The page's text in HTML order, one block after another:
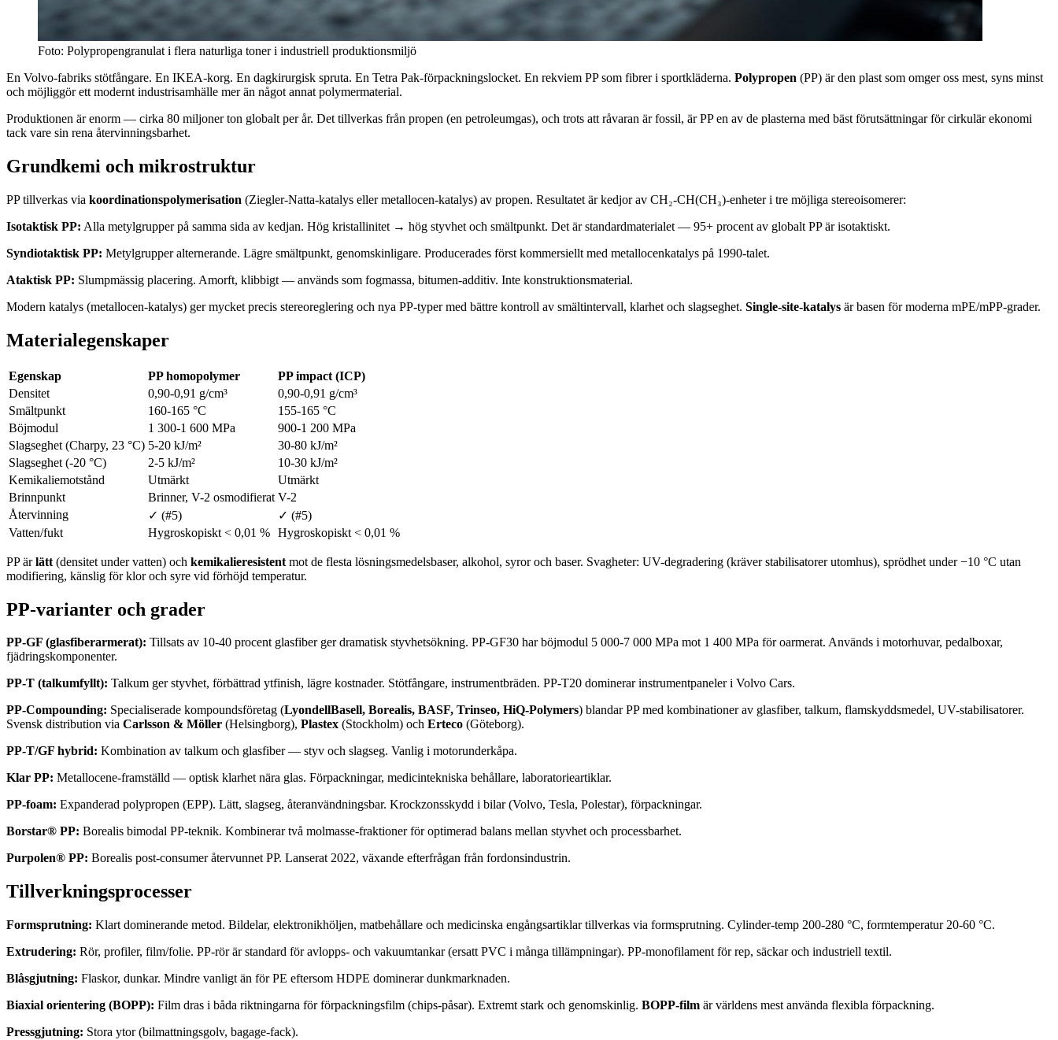
Foto: Polypropengranulat i flera naturliga toner i industriell produktionsmiljö
En Volvo-fabriks stötfångare. En IKEA-korg. En dagkirurgisk spruta. En Tetra Pak-förpackningslocket. En rekviem PP som fibrer i sportkläderna. Polypropen (PP) är den plast som omger oss mest, syns minst
och möjliggör ett modernt industrisamhälle mer än något annat polymermaterial.
Produktionen är enorm — cirka 80 miljoner ton globalt per år. Det tillverkas från propen (en petroleumgas), och trots att råvaran är fossil, är PP en av de plasterna med bäst förutsättningar för cirkulär ekonomi
tack vare sin rena återvinningsbarhet.
Grundkemi och mikrostruktur
PP tillverkas via koordinationspolymerisation (Ziegler-Natta-katalys eller metallocen-katalys) av propen. Resultatet är kedjor av CH₂-CH(CH₃)-enheter i tre möjliga stereoisomerer:
Isotaktisk PP: Alla metylgrupper på samma sida av kedjan. Hög kristallinitet → hög styvhet och smältpunkt. Det är standardmaterialet — 95+ procent av globalt PP är isotaktiskt.
Syndiotaktisk PP: Metylgrupper alternerande. Lägre smältpunkt, genomskinligare. Producerades först kommersiellt med metallocenkatalys på 1990-talet.
Ataktisk PP: Slumpmässig placering. Amorft, klibbigt — används som fogmassa, bitumen-additiv. Inte konstruktionsmaterial.
Modern katalys (metallocen-katalys) ger mycket precis stereoreglering och nya PP-typer med bättre kontroll av smältintervall, klarhet och slagseghet. Single-site-katalys är basen för moderna mPE/mPP-grader.
Materialegenskaper
Egenskap PP homopolymer
PP impact (ICP)
Densitet
0,90-0,91 g/cm³
0,90-0,91 g/cm³
Smältpunkt
160-165 °C
155-165 °C
Böjmodul
1 300-1 600 MPa
900-1 200 MPa
Slagseghet (Charpy, 23 °C) 5-20 kJ/m²
30-80 kJ/m²
Slagseghet (-20 °C)
2-5 kJ/m²
10-30 kJ/m²
Kemikaliemotstånd
Utmärkt
Utmärkt
Brinnpunkt
Brinner, V-2 osmodifierat V-2
Återvinning
✓ (#5)
✓ (#5)
Vatten/fukt
Hygroskopiskt < 0,01 % Hygroskopiskt < 0,01 %
PP ärlätt (densitet under vatten) och kemikalieresistent mot de flesta lösningsmedelsbaser, alkohol, syror och baser. Svagheter: UV-degradering (kräver stabilisatorer utomhus), sprödhet under −10 °C utan
modifiering, känslig för klor och syre vid förhöjd temperatur.
PP-varianter och grader
PP-GF (glasfiberarmerat): Tillsats av 10-40 procent glasfiber ger dramatisk styvhetsökning. PP-GF30 har böjmodul 5 000-7 000 MPa mot 1 400 MPa för oarmerat. Används i motorhuvar, pedalboxar,
fjädringskomponenter.
PP-T (talkumfyllt): Talkum ger styvhet, förbättrad ytfinish, lägre kostnader. Stötfångare, instrumentbräden. PP-T20 dominerar instrumentpaneler i Volvo Cars.
PP-Compounding: Specialiserade kompoundsföretag (LyondellBasell, Borealis, BASF, Trinseo, HiQ-Polymers) blandar PP med kombinationer av glasfiber, talkum, flamskyddsmedel, UV-stabilisatorer.
Svensk distribution via Carlsson & Möller (Helsingborg), Plastex (Stockholm) och Erteco (Göteborg).
PP-T/GF hybrid: Kombination av talkum och glasfiber — styv och slagseg. Vanlig i motorunderkåpa.
Klar PP: Metallocene-framställd — optisk klarhet nära glas. Förpackningar, medicintekniska behållare, laboratorieartiklar.
PP-foam: Expanderad polypropen (EPP). Lätt, slagseg, återanvändningsbar. Krockzonsskydd i bilar (Volvo, Tesla, Polestar), förpackningar.
Borstar® PP: Borealis bimodal PP-teknik. Kombinerar två molmasse-fraktioner för optimerad balans mellan styvhet och processbarhet.
Purpolen® PP: Borealis post-consumer återvunnet PP. Lanserat 2022, växande efterfrågan från fordonsindustrin.
Tillverkningsprocesser
Formsprutning: Klart dominerande metod. Bildelar, elektronikhöljen, matbehållare och medicinska engångsartiklar tillverkas via formsprutning. Cylinder-temp 200-280 °C, formtemperatur 20-60 °C.
Extrudering: Rör, profiler, film/folie. PP-rör är standard för avlopps- och vakuumtankar (ersatt PVC i många tillämpningar). PP-monofilament för rep, säckar och industriell textil.
Blåsgjutning: Flaskor, dunkar. Mindre vanligt än för PE eftersom HDPE dominerar dunkmarknaden.
Biaxial orientering (BOPP): Film dras i båda riktningarna för förpackningsfilm (chips-påsar). Extremt stark och genomskinlig. BOPP-film är världens mest använda flexibla förpackning.
Pressgjutning: Stora ytor (bilmattningsgolv, bagage-fack).